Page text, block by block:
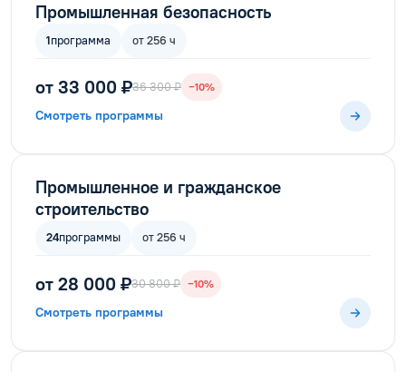
Промышленная безопасность
1программа от 256 ч
от 33 000 ₽36 300 ₽ −10%
Смотреть программы
Промышленное и гражданское
строительство
24программы от 256 ч
от 28 000 ₽30 800 ₽ −10%
Смотреть программы